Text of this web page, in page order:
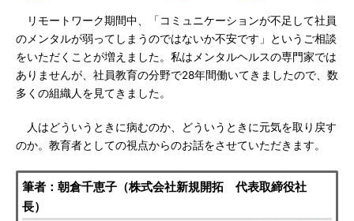
リモートワーク期間中、「コミュニケーションが不足して社員
のメンタルが弱ってしまうのではないか不安です」というご相談
をいただくことが増えました。私はメンタルヘルスの専門家では
ありませんが、社員教育の分野で28年間働いてきましたので、数
多くの組織人を見てきました。
人はどういうときに病むのか、どういうときに元気を取り戻す
のか。教育者としての視点からのお話をさせていただきます。
筆者：朝倉千恵子（株式会社新規開拓 代表取締役社
長）